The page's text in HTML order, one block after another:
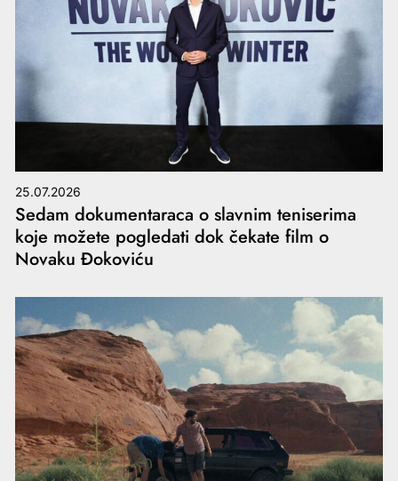
25.07.2026
Sedam dokumentaraca o slavnim teniserima
koje možete pogledati dok čekate film o
Novaku Đokoviću